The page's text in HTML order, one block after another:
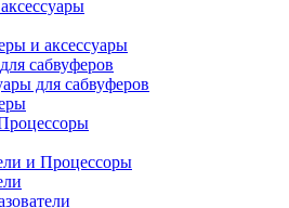
и аксессуары
сабвуферов
для сабвуферов
и Процессоры